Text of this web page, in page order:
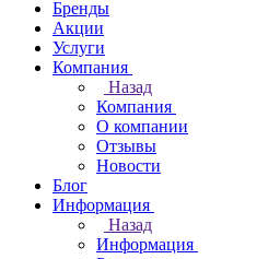
Бренды
Акции
Услуги
Компания
Назад
Компания
О компании
Отзывы
Новости
Блог
Информация
Назад
Информация